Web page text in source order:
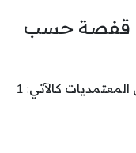
قفصة حسب
تتوزع رياض عمومية بولاية قفصة على المعتمديات كالآتي: 1